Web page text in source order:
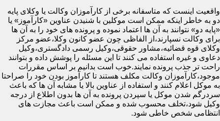
واقعیت اینست که متاسفانه برخی از کارآموزان وکالت یا وکلای پایه
دو به خاطر اینکه ممکن است موکلین با شنیدن عناوین «کارآموز» یا
«پایه دو» نتوانند به آن ها اعتماد نموده و پرونده های خود را به آن ها
برای وکالت نسپارند،از الفاظی چون عضو کانون وکلا،عضو مرکز
وکلای قوه قضائیه،مشاور حقوقی،وکیل رسمی دادگستری،وکیل
دعاوی و غیره استفاده می کنند تا این مسئله را پوشش داده و بتوانند
راحت تر جذب پرونده نمایند.خوب است بدانیم بر اساس مقررات
موجود،کارآموزان وکالت مکلف هستند تا کارآموز بودن خود را صراحتا
به موکل اعلام کنند و استفاده از عناوین بالا یا مشابه آن ها که باعث
سردرگم شدن موکل یا سپردن پرونده به آن ها بدون اطلاع از درجه
وکیل شود،تخلف محسوب شده و ممکن است باعث مجازت های
انتظامی شخص خاطی شود.